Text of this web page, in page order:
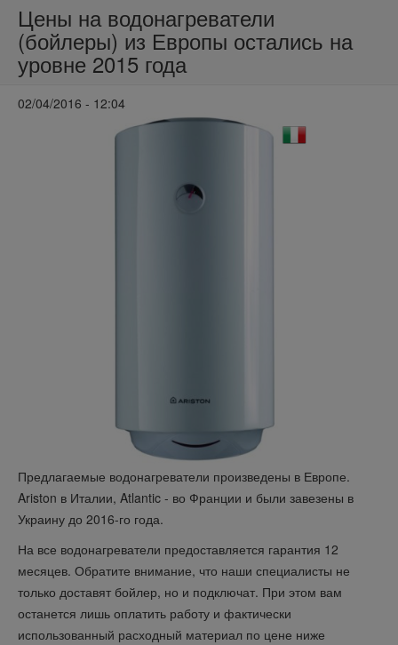
Цены на водонагреватели
(бойлеры) из Европы остались на
уровне 2015 года
02/04/2016 - 12:04
Предлагаемые водонагреватели произведены в Европе.
Ariston в Италии, Atlantic - во Франции и были завезены в
Украину до 2016-го года.
На все водонагреватели предоставляется гарантия 12
месяцев. Обратите внимание, что наши специалисты не
только доставят бойлер, но и подключат. При этом вам
останется лишь оплатить работу и фактически
использованный расходный материал по цене ниже